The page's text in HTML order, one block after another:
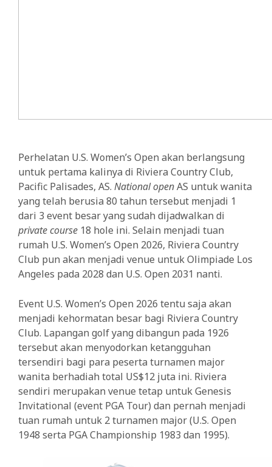
Perhelatan U.S. Women’s Open akan berlangsung
untuk pertama kalinya di Riviera Country Club,
Pacific Palisades, AS. National openAS untuk wanita
yang telah berusia 80 tahun tersebut menjadi 1
dari 3 event besar yang sudah dijadwalkan di
private course 18 hole ini. Selain menjadi tuan
rumah U.S. Women’s Open 2026, Riviera Country
Club pun akan menjadi venue untuk Olimpiade Los
Angeles pada 2028 dan U.S. Open 2031 nanti.
Event U.S. Women’s Open 2026 tentu saja akan
menjadi kehormatan besar bagi Riviera Country
Club. Lapangan golf yang dibangun pada 1926
tersebut akan menyodorkan ketangguhan
tersendiri bagi para peserta turnamen major
wanita berhadiah total US$12 juta ini. Riviera
sendiri merupakan venue tetap untuk Genesis
Invitational (event PGA Tour) dan pernah menjadi
tuan rumah untuk 2 turnamen major (U.S. Open
1948 serta PGA Championship 1983 dan 1995).